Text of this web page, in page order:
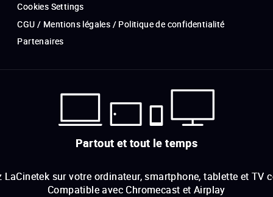
Cookies Settings
CGU / Mentions légales / Politique de confidentialité
Partenaires
Partout et tout le temps
LaCinetek sur votre ordinateur, smartphone, tablette et TV
Compatible avec Chromecast et Airplay